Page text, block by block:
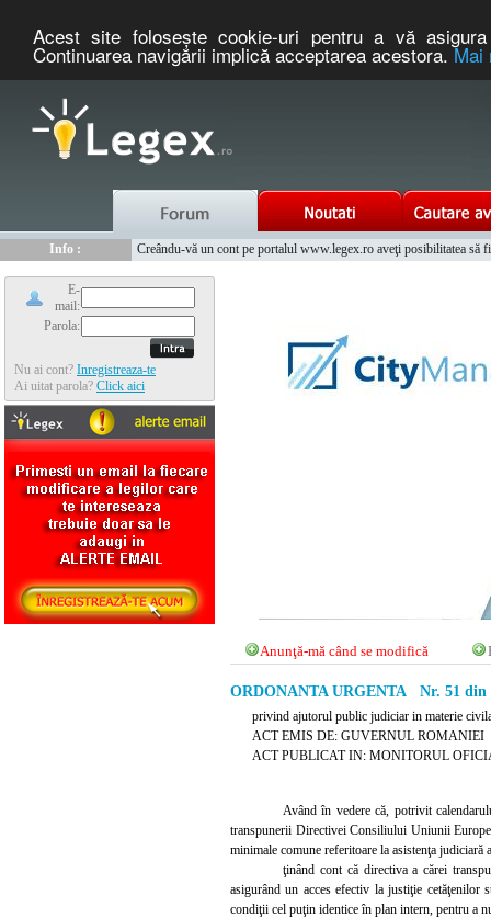
Acest site foloseşte cookie-uri pentru a vă
Continuarea navigării implică acceptarea acestora.Mai
Info :
www.tntauto.ro - Managementul Integrat al Parcului Auto
E-
mail:
Parola:
Nu ai cont? Inregistreaza-te
Ai uitat parola? Click aici
Anunţă-mă când se modifică
ORDONANTA URGENTA Nr. 51 din
privind ajutorul public judiciar in materie
ACT EMIS DE: GUVERNUL ROMANIEI
ACT PUBLICAT IN: MONITORUL
Având în vedere că, potrivit
transpunerii Directivei Consiliului Uniunii
minimale comune referitoare la asistenţa judiciară
ţinând cont că directiva a cărei
asigurând un acces efectiv la justiţie cetăţenilor
condiţii cel puţin identice în plan intern, pentru a